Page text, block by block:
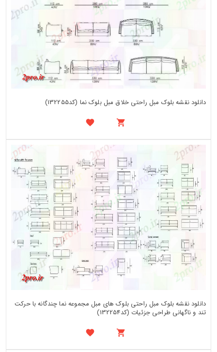
دانلود نقشه بلوک مبل راحتی خلاق مبل بلوک نما (کد132255)
دانلود نقشه بلوک مبل راحتی بلوک های مبل مجموعه نما چندگانه با حرکت
تند و ناگهانی طراحی جزئیات (کد132254)